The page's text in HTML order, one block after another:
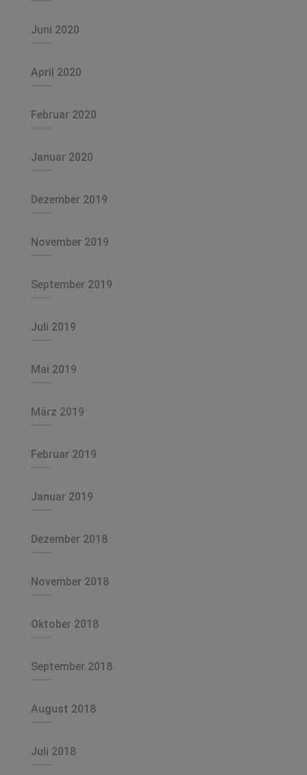
Juni 2020
April 2020
Februar 2020
Januar 2020
Dezember 2019
November 2019
September 2019
Juli 2019
Mai 2019
März 2019
Februar 2019
Januar 2019
Dezember 2018
November 2018
Oktober 2018
September 2018
August 2018
Juli 2018